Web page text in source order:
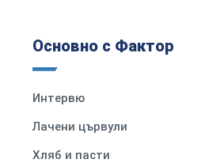
Основно с Фактор
Интервю
Лачени цървули
Хляб и пасти